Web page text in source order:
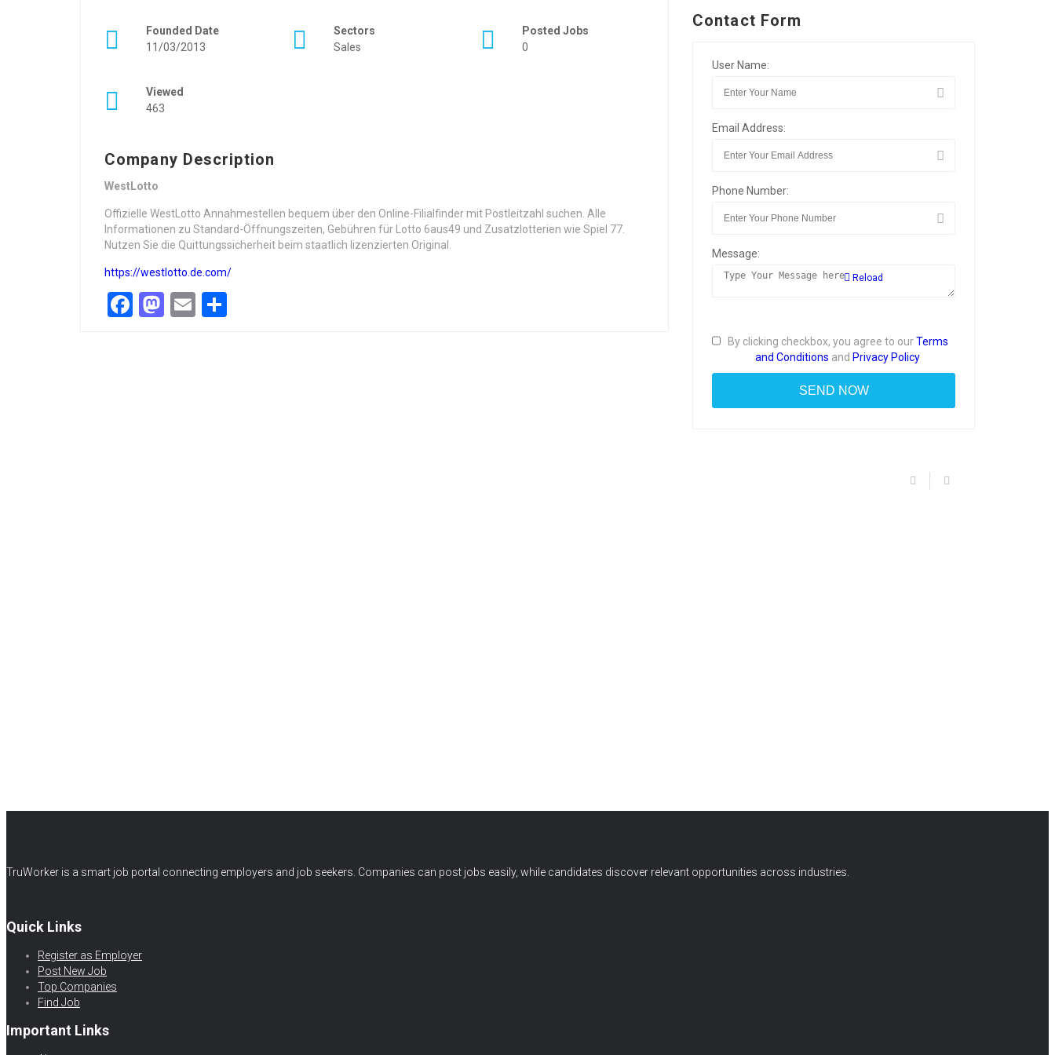
Founded Date
11/03/2013
Sectors
Sales
Posted Jobs
0
Viewed
463
Company Description
WestLotto
Offizielle WestLotto Annahmestellen bequem über den Online-Filialfinder mit Postleitzahl suchen. Alle
Informationen zu Standard-Öffnungszeiten, Gebühren für Lotto 6aus49 und Zusatzlotterien wie Spiel 77.
Nutzen Sie die Quittungssicherheit beim staatlich lizenzierten Original.
https://westlotto.de.com/
Facebook
Mastodon
Email
Contact Form
User Name:
Email Address:
Phone Number:
Message:
Reload
By clicking checkbox, you agree to ourTerms
and Conditions and Privacy Policy
TruWorker is a smart job portal connecting employers and job seekers. Companies can post jobs easily, while candidates discover relevant opportunities across industries.
Quick Links
Register as Employer
Post New Job
Top Companies
Find Job
Important Links